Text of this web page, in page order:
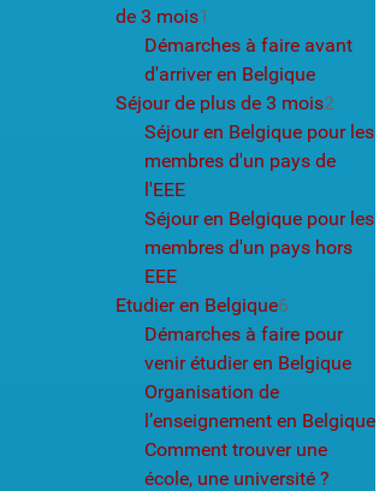
de 3 mois1
Démarches à faire avant
d'arriver en Belgique
Séjour de plus de 3 mois2
Séjour en Belgique pour les
membres d'un pays de
l'EEE
Séjour en Belgique pour les
membres d'un pays hors
EEE
Etudier en Belgique6
Démarches à faire pour
venir étudier en Belgique
Organisation de
l’enseignement en Belgique
Comment trouver une
école, une université ?